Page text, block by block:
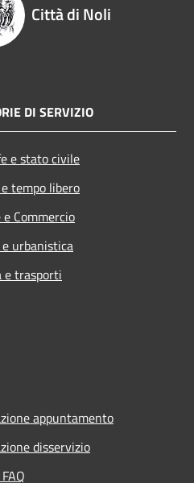
Città di Noli
DI SERVIZIO
e stato civile
tempo libero
e Commercio
urbanistica
e trasporti
appuntamento
disservizio